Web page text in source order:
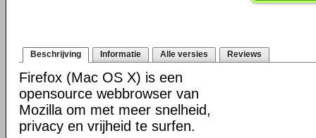
Beschrijving Informatie Alle versies Reviews
Firefox (Mac OS X) is een
opensource webbrowser van
Mozilla om met meer snelheid,
privacy en vrijheid te surfen.